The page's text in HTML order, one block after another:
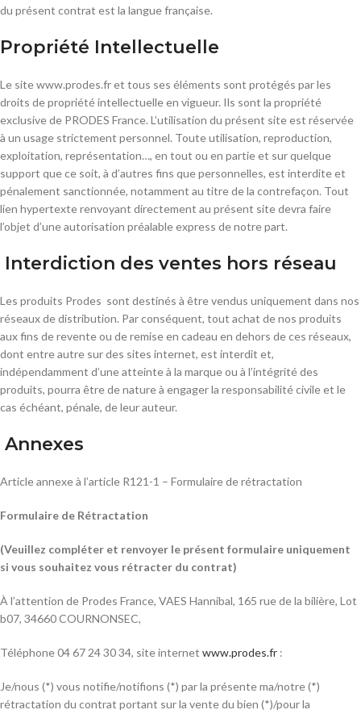
du présent contrat est la langue française.
Propriété Intellectuelle
Le site www.prodes.fr et tous ses éléments sont protégés par les
droits de propriété intellectuelle en vigueur. Ils sont la propriété
exclusive de PRODES France. L’utilisation du présent site est réservée
à un usage strictement personnel. Toute utilisation, reproduction,
exploitation, représentation…, en tout ou en partie et sur quelque
support que ce soit, à d’autres fins que personnelles, est interdite et
pénalement sanctionnée, notamment au titre de la contrefaçon. Tout
lien hypertexte renvoyant directement au présent site devra faire
l’objet d’une autorisation préalable express de notre part.
Interdiction des ventes hors réseau
Les produits Prodes sont destinés à être vendus uniquement dans nos
réseaux de distribution. Par conséquent, tout achat de nos produits
aux fins de revente ou de remise en cadeau en dehors de ces réseaux,
dont entre autre sur des sites internet, est interdit et,
indépendamment d’une atteinte à la marque ou à l’intégrité des
produits, pourra être de nature à engager la responsabilité civile et le
cas échéant, pénale, de leur auteur.
Annexes
Article annexe à l’article R121-1 – Formulaire de rétractation
Formulaire de Rétractation
(Veuillez compléter et renvoyer le présent formulaire uniquement
si vous souhaitez vous rétracter du contrat)
À l’attention de Prodes France, VAES Hannibal, 165 rue de la bilière, Lot
b07, 34660 COURNONSEC,
Téléphone 04 67 24 30 34, site internet www.prodes.fr :
Je/nous (*) vous notifie/notifions (*) par la présente ma/notre (*)
rétractation du contrat portant sur la vente du bien (*)/pour la